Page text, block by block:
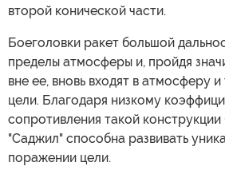
второй конической части.
Боеголовки ракет большой
пределы атмосферы и, пройдя
вне ее, вновь входят в атмосферу
цели. Благодаря низкому
сопротивления такой конструкции
"Саджил" способна развивать
поражении цели.